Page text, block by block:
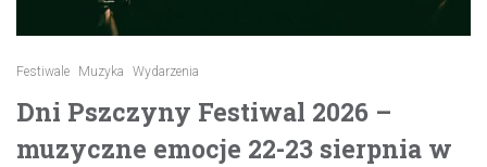
Festiwale Muzyka Wydarzenia
Dni Pszczyny Festiwal 2026 –
muzyczne emocje 22-23 sierpnia w